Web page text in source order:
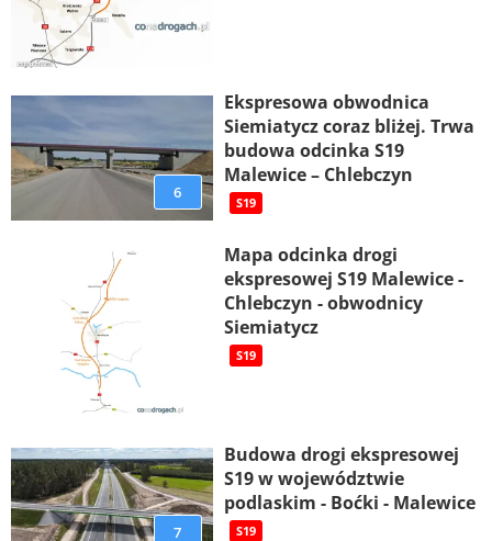
6
Ekspresowa obwodnica
Siemiatycz coraz bliżej. Trwa
budowa odcinka S19
Malewice – Chlebczyn
S19
Mapa odcinka drogi
ekspresowej S19 Malewice -
Chlebczyn - obwodnicy
Siemiatycz
S19
7
Budowa drogi ekspresowej
S19 w województwie
podlaskim - Boćki - Malewice
S19